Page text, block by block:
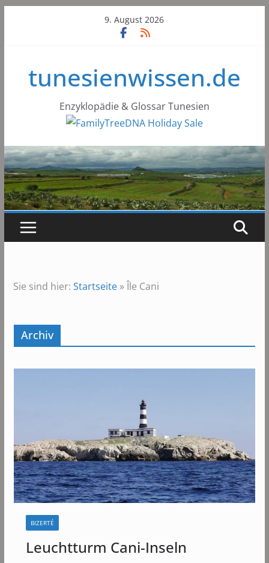
9. August 2026
tunesienwissen.de
Enzyklopädie & Glossar Tunesien
Sie sind hier: Startseite»Île Cani
Archiv
BIZERTÉ
Leuchtturm Cani-Inseln